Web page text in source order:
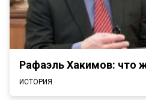
Рафаэль Хакимов: что
ИСТОРИЯ